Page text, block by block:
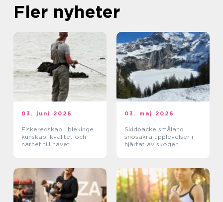
Fler nyheter
03. juni 2026
Fiskeredskap i blekinge
kunskap, kvalitet och
närhet till havet
03. maj 2026
Skidbacke småland
snösäkra upplevelser i
hjärtat av skogen